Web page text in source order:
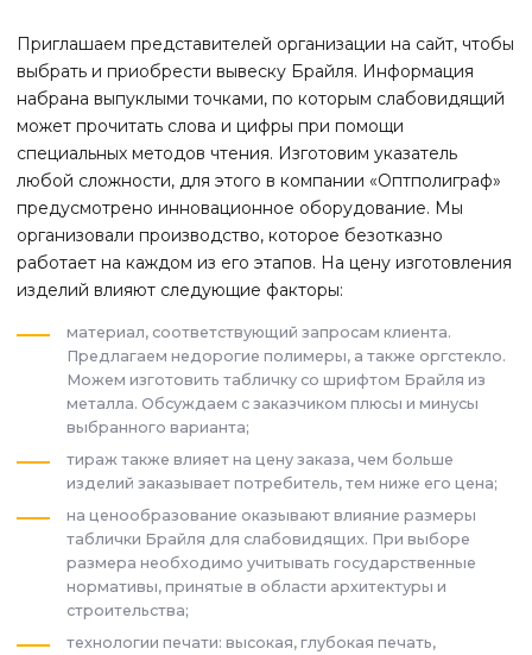
Приглашаем представителей организации на сайт, чтобы
выбрать и приобрести вывеску Брайля. Информация
набрана выпуклыми точками, по которым слабовидящий
может прочитать слова и цифры при помощи
специальных методов чтения. Изготовим указатель
любой сложности, для этого в компании «Оптполиграф»
предусмотрено инновационное оборудование. Мы
организовали производство, которое безотказно
работает на каждом из его этапов. На цену изготовления
изделий влияют следующие факторы:
материал, соответствующий запросам клиента.
Предлагаем недорогие полимеры, а также оргстекло.
Можем изготовить табличку со шрифтом Брайля из
металла. Обсуждаем с заказчиком плюсы и минусы
выбранного варианта;
тираж также влияет на цену заказа, чем больше
изделий заказывает потребитель, тем ниже его цена;
на ценообразование оказывают влияние размеры
таблички Брайля для слабовидящих. При выборе
размера необходимо учитывать государственные
нормативы, принятые в области архитектуры и
строительства;
технологии печати: высокая, глубокая печать,